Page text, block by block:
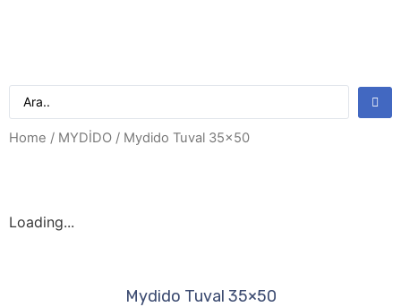
Home / MYDİDO / Mydido Tuval 35×50
Loading...
Mydido Tuval 35×50